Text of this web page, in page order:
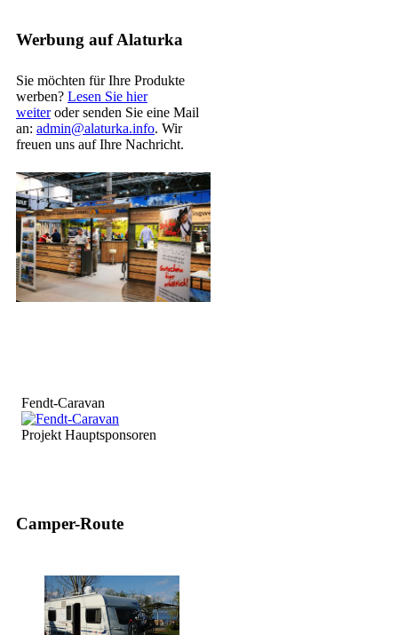
Werbung auf Alaturka
Sie möchten für Ihre Produkte
werben? Lesen Sie hier
weiteroder senden Sie eine Mail
an: admin@alaturka.info. Wir
freuen uns auf Ihre Nachricht.
Fendt-Caravan
Projekt Hauptsponsoren
Camper-Route